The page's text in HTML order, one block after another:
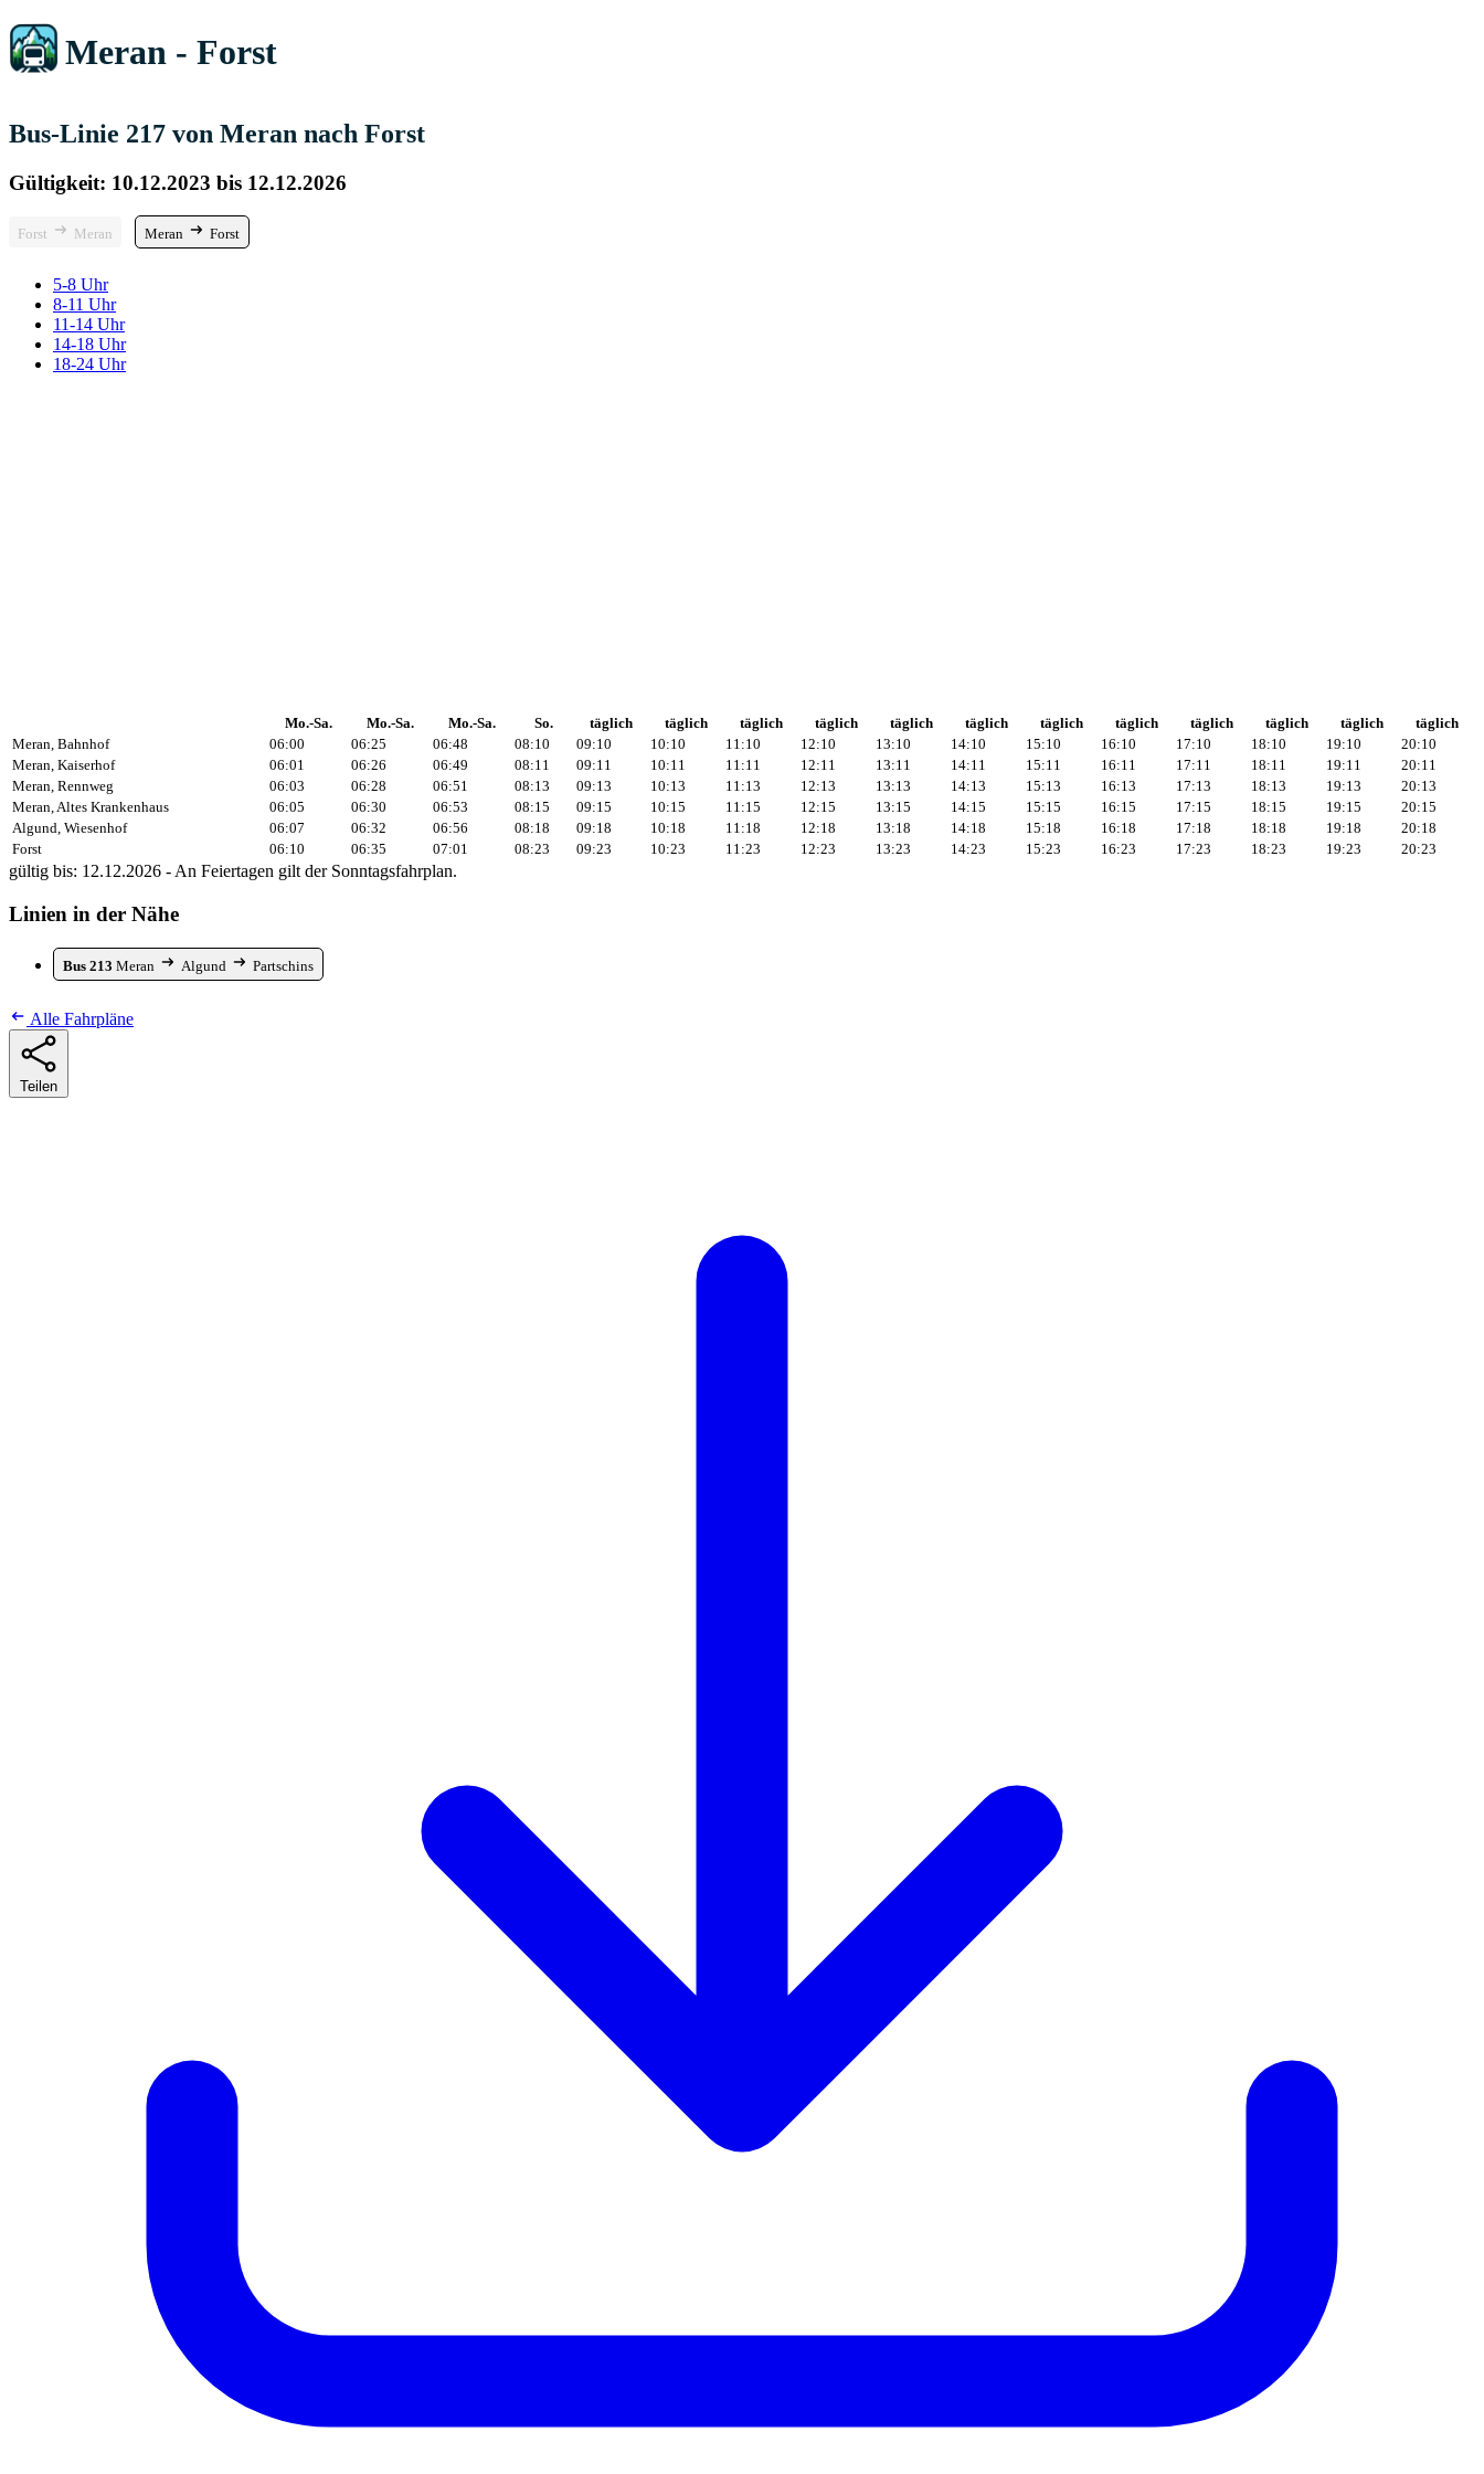
Meran - Forst
Bus-Linie 217 von Meran nach Forst
Gültigkeit: 10.12.2023 bis 12.12.2026
Forst Meran Meran Forst
5-8 Uhr
8-11 Uhr
11-14 Uhr
14-18 Uhr
18-24 Uhr
Mo.-Sa. Mo.-Sa. Mo.-Sa. So. täglich täglich täglich täglich täglich täglich täglich täglich täglich täglich täglich
täglich
Meran, Bahnhof
06:00 06:25 06:48 08:10 09:10 10:10 11:10 12:10 13:10 14:10 15:10 16:10 17:10 18:10 19:10
20:10
Meran, Kaiserhof
06:01 06:26 06:49 08:11 09:11 10:11 11:11 12:11 13:11 14:11 15:11 16:11 17:11 18:11 19:11
20:11
Meran, Rennweg
06:03 06:28 06:51 08:13 09:13 10:13 11:13 12:13 13:13 14:13 15:13 16:13 17:13 18:13 19:13
20:13
Meran, Altes Krankenhaus
06:05 06:30 06:53 08:15 09:15 10:15 11:15 12:15 13:15 14:15 15:15 16:15 17:15 18:15 19:15
20:15
Algund, Wiesenhof
06:07 06:32 06:56 08:18 09:18 10:18 11:18 12:18 13:18 14:18 15:18 16:18 17:18 18:18 19:18
20:18
Forst
06:10 06:35 07:01 08:23 09:23 10:23 11:23 12:23 13:23 14:23 15:23 16:23 17:23 18:23 19:23 20:23
gültig bis: 12.12.2026 - An Feiertagen gilt der Sonntagsfahrplan.
Linien in der Nähe
Bus 213 Meran Algund Partschins
Alle Fahrpläne
Teilen